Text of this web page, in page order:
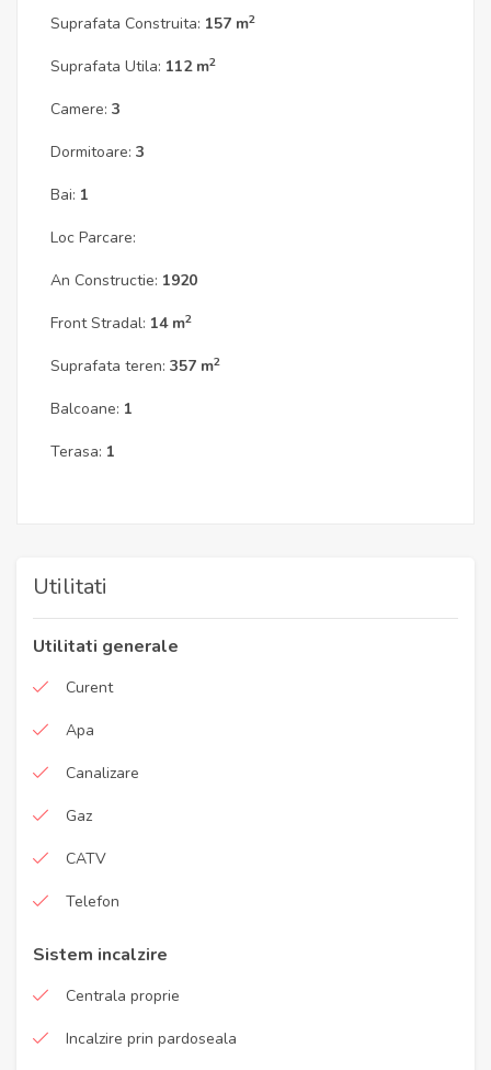
Suprafata Construita: 157 m2
Suprafata Utila: 112 m2
Camere: 3
Dormitoare: 3
Bai: 1
Loc Parcare:
An Constructie: 1920
Front Stradal: 14 m2
Suprafata teren: 357 m2
Balcoane: 1
Terasa: 1
Utilitati
Utilitati generale
Curent
Apa
Canalizare
Gaz
CATV
Telefon
Sistem incalzire
Centrala proprie
Incalzire prin pardoseala